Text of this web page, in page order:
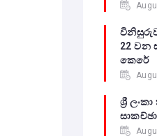
22 වන
කෙරේ
ශ්‍රී